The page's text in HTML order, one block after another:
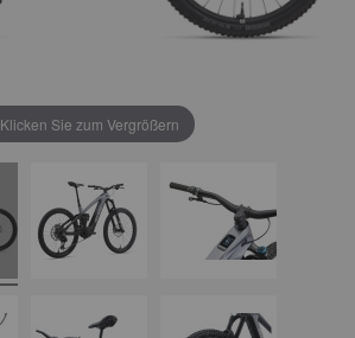
Klicken Sie zum Vergrößern